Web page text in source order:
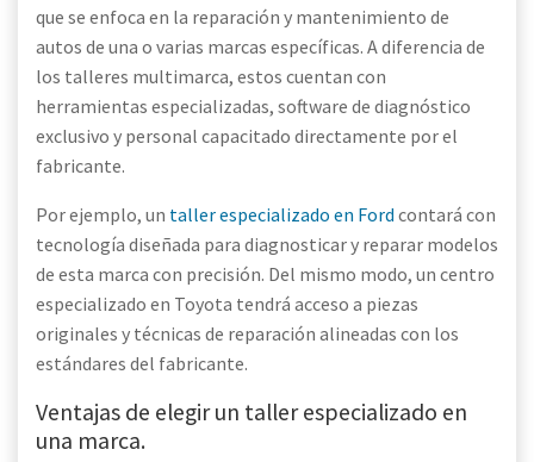
que se enfoca en la reparación y mantenimiento de
autos de una o varias marcas específicas. A diferencia de
los talleres multimarca, estos cuentan con
herramientas especializadas, software de diagnóstico
exclusivo y personal capacitado directamente por el
fabricante.
Por ejemplo, un taller especializado en Ford contará con
tecnología diseñada para diagnosticar y reparar modelos
de esta marca con precisión. Del mismo modo, un centro
especializado en Toyota tendrá acceso a piezas
originales y técnicas de reparación alineadas con los
estándares del fabricante.
Ventajas de elegir un taller especializado en
una marca.